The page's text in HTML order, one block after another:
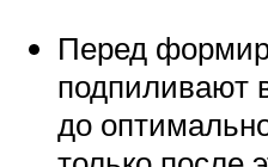
Перед
подпиливают
до